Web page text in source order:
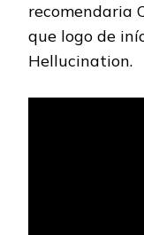
recomendaria
que logo de
Hellucination.